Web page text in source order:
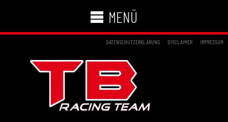
MENÜ
DATENSCHUTZERKLÄRUNG DISCLAIMER IMPRESSUM